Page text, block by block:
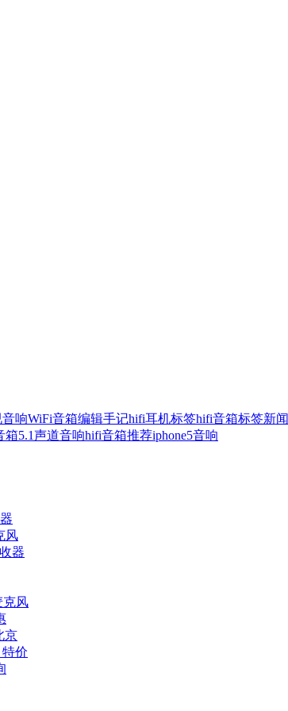
响WiFi音箱编辑手记hifi耳机标签hifi音箱标签新闻
箱5.1声道音响hifi音箱推荐iphone5音响
风
器
克风
京
价